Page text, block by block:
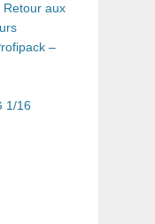
Retour aux
–
1/16